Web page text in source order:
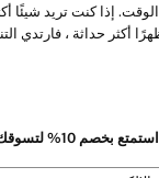
كنت تريد شيئًا أكثر
حداثة ، فارتدي
بخصم 10% لتسوقك القادم عند اشتراكك في نشرتنا الاخبارية